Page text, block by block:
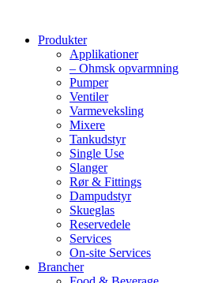
Produkter
Applikationer
– Ohmsk opvarmning
Pumper
Ventiler
Varmeveksling
Mixere
Tankudstyr
Single Use
Slanger
Rør & Fittings
Dampudstyr
Skueglas
Reservedele
Services
On-site Services
Brancher